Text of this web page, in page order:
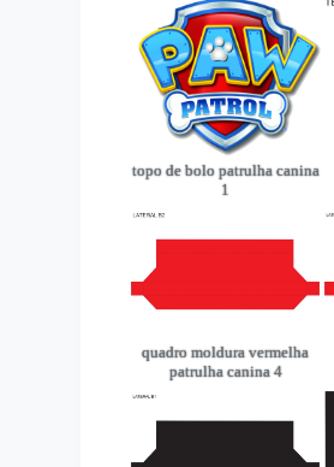
topo de bolo patrulha canina
1
quadro moldura vermelha
patrulha canina 4